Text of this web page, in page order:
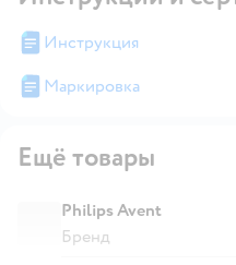
Инструкция
Маркировка
Ещё товары
Philips Avent
Бренд